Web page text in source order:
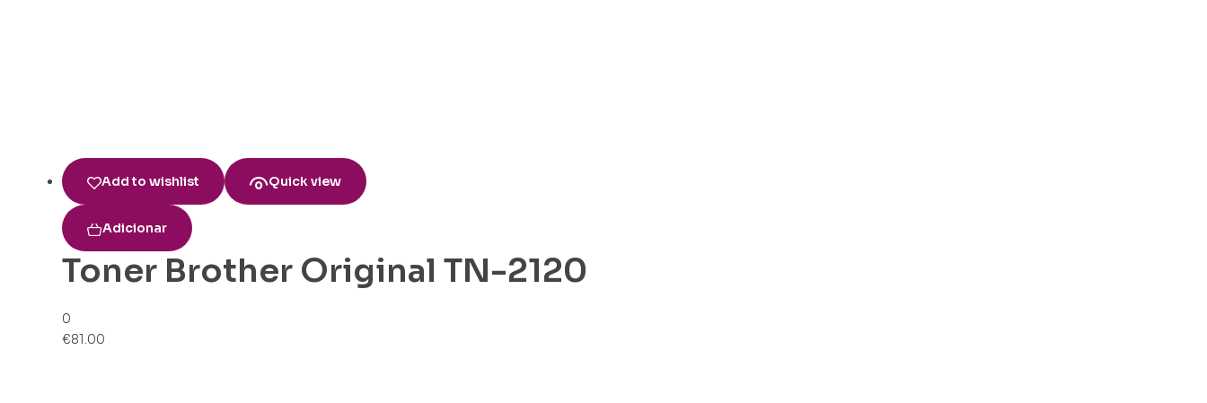
Add to wishlist Quick view
Adicionar
Toner Brother Original TN-2120
0
€81.00